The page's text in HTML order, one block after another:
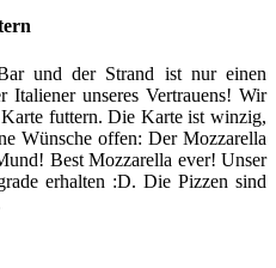
und der Strand ist nur einen
unseres Vertrauens! Wir
futtern. Die Karte ist winzig,
Wünsche offen: Der Mozzarella
Best Mozzarella ever! Unser
erhalten :D. Die Pizzen sind